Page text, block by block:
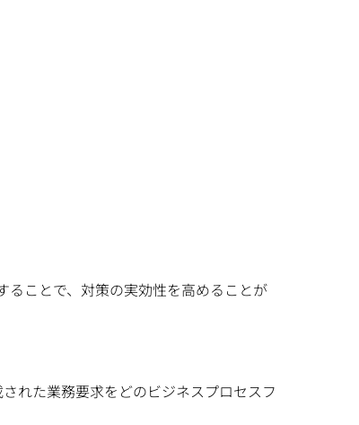
ることで、対策の実効性を高めることが
れた業務要求をどのビジネスプロセスフ